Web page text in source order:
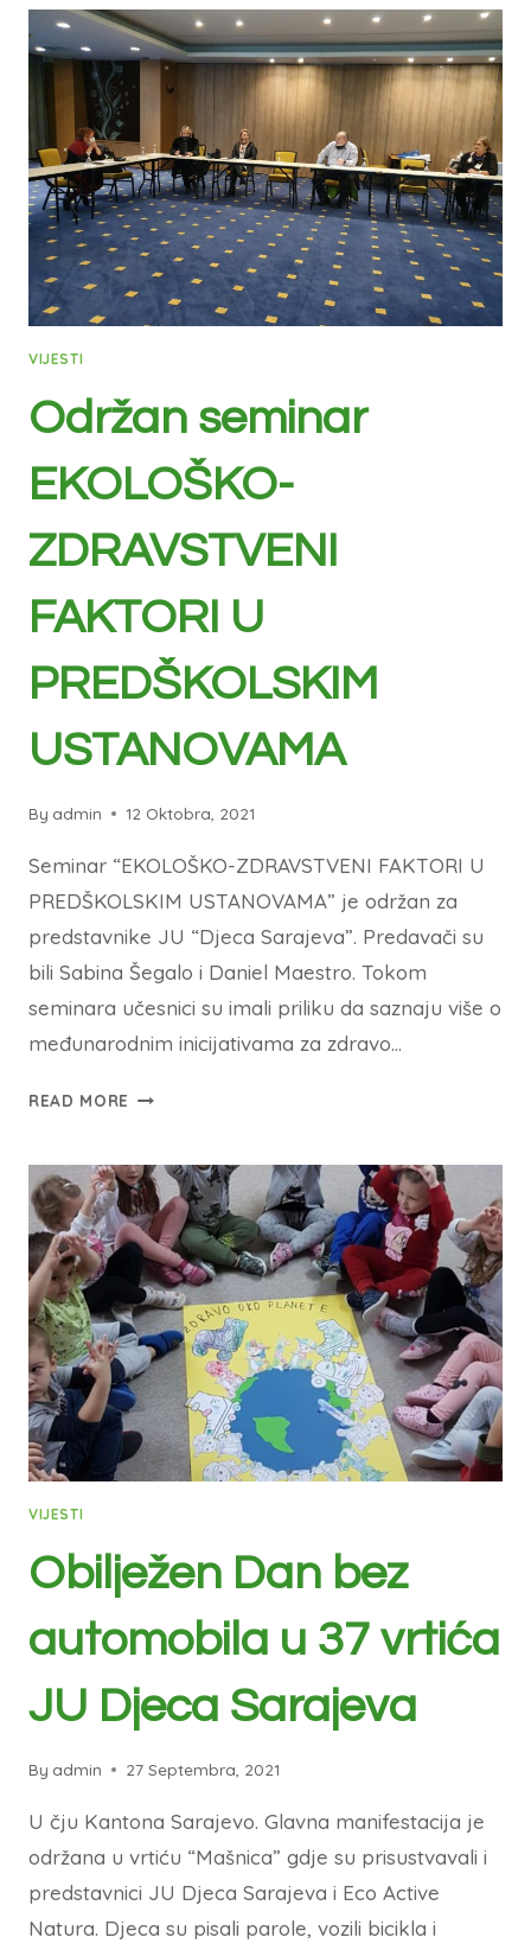
VIJESTI
Održan seminar
EKOLOŠKO-
ZDRAVSTVENI
FAKTORI U
PREDŠKOLSKIM
USTANOVAMA
By admin 12 Oktobra, 2021
Seminar “EKOLOŠKO-ZDRAVSTVENI FAKTORI U
PREDŠKOLSKIM USTANOVAMA” je održan za
predstavnike JU “Djeca Sarajeva”. Predavači su
bili Sabina Šegalo i Daniel Maestro. Tokom
seminara učesnici su imali priliku da saznaju više o
međunarodnim inicijativama za zdravo…
READ MORE
VIJESTI
Obilježen Dan bez
automobila u 37 vrtića
JU Djeca Sarajeva
By admin 27 Septembra, 2021
U čju Kantona Sarajevo. Glavna manifestacija je
održana u vrtiću “Mašnica” gdje su prisustvavali i
predstavnici JU Djeca Sarajeva i Eco Active
Natura. Djeca su pisali parole, vozili bicikla i